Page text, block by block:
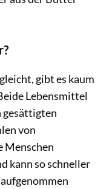
gibt es kaum
Lebensmittel
gesättigten
von
Menschen
kann so schneller